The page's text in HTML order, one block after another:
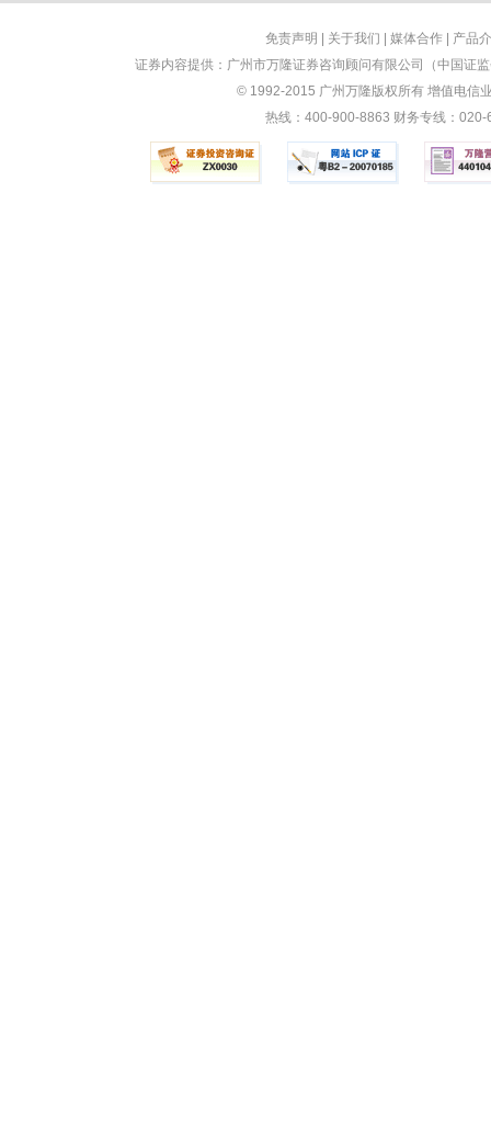
免责声明 关于我们 媒体合作
产品
证券内容提供：广州市万隆证券咨询顾问有限公司（中国证
© 1992-2015 广州万隆版权所有 增值电信
热线：400-900-8863 财务专线：